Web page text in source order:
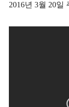
2016년 3월 20일